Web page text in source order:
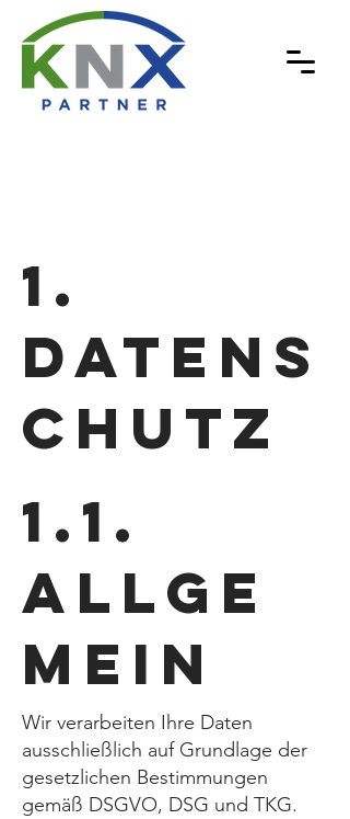
1.
Datens
chutz
1.1.
Allge
mein
Wir verarbeiten Ihre Daten
ausschließlich auf Grundlage der
gesetzlichen Bestimmungen
gemäß DSGVO, DSG und TKG.